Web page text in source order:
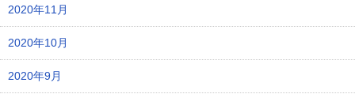
2020年11月
2020年10月
2020年9月